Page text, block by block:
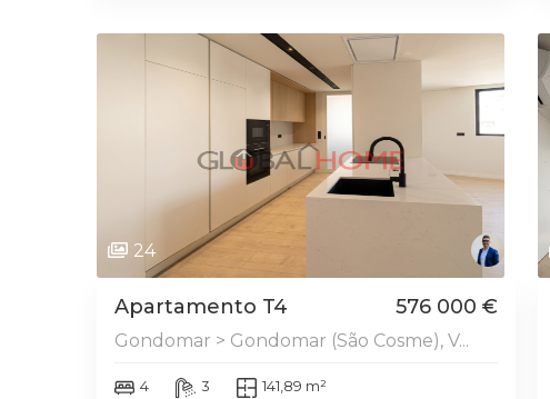
DESTAQUE
24
Apartamento T4 576 000 €
Gondomar > Gondomar (São Cosme), V...
4 3 141,89 m²